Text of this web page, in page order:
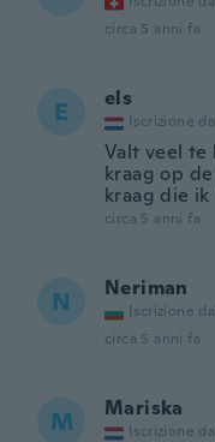
circa 5 anni fa
E els
Iscrizione
Valt veel te
kraag op
kraag die
circa 5 anni fa
N Neriman
Iscrizione
circa 5 anni fa
M Mariska
Iscrizione